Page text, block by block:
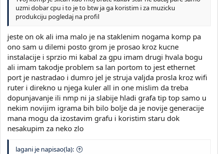
uzmi dobar cpu i to je to btw ja ga koristim i za muzicku
produkciju pogledaj na profil
jeste on ok ali ima malo je na staklenim nogama komp pa
ono sam u dilemi posto grom je prosao kroz kucne
instalacije i sprzio mi kabal za gpu imam drugi hvala bogu
ali imam takodje problem sa lan portom to jest ethernet
port je nastradao i dumro jel je struja valjda prosla kroz wifi
ruter i direkno u njega kuler all in one mislim da treba
dopunjavanje ili nmp ni ja slabije hladi grafa tip top samo u
nekim novijim igrama bih bilo bolje da je novije generacije
mana mogu da izostavim grafu i koristim staru dok
nesakupim za neko zlo
lagani je napisao(la):